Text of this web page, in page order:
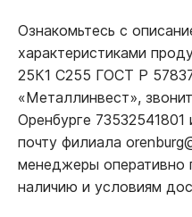
Ознакомьтесь с
характеристиками
25К1 С255 ГОСТ Р
«Металлинвест»,
Оренбурге 73532541801
почту филиала
менеджеры оперативно
наличию и условиям